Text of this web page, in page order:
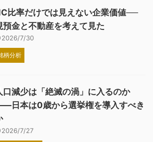
比率だけでは見えない企業価値──
預金と不動産を考えて見た
2026/7/30
柄分析
口減少は「絶滅の渦」に入るのか
日本は0歳から選挙権を導入すべき
2026/7/27